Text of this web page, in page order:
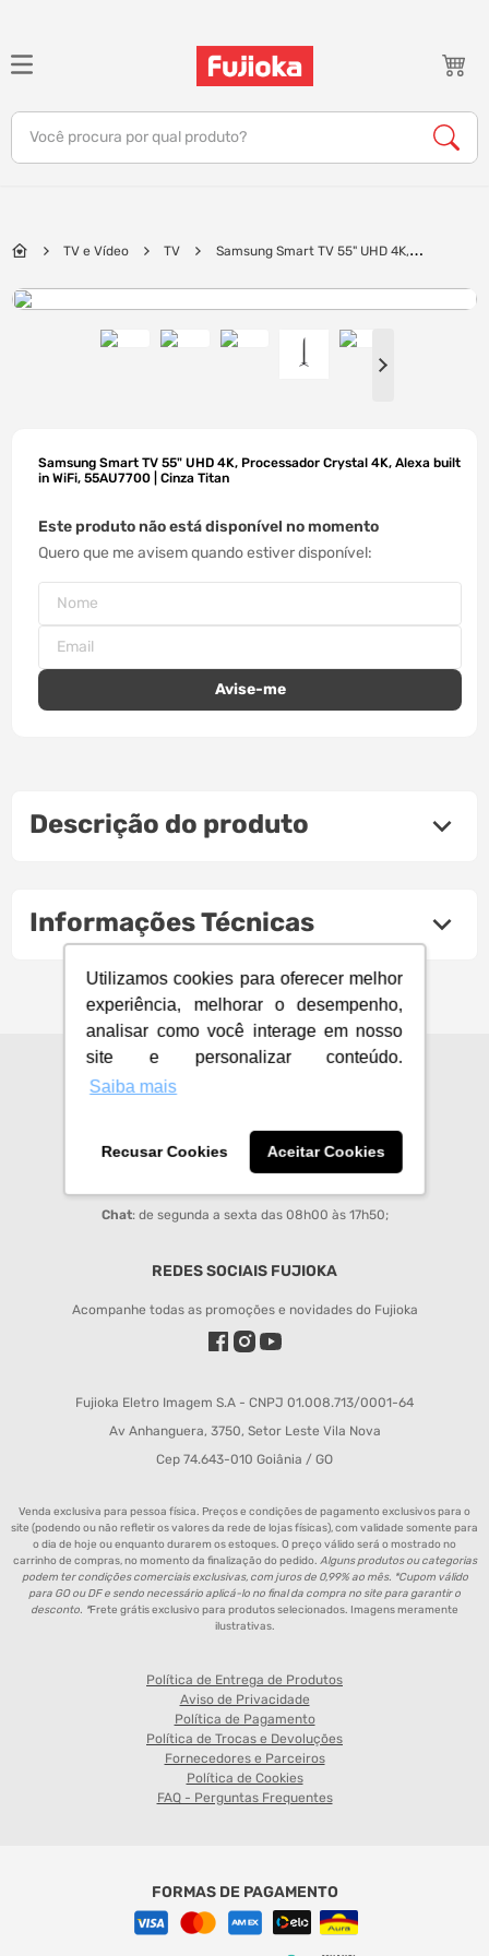
Utilizamos cookies para oferecer melhor
experiência, melhorar o desempenho,
analisar como você interage em nosso
site e personalizar conteúdo.
Saiba mais
Recusar Cookies Aceitar Cookies
Você procura por qual produto?
TV e Vídeo TV
Samsung Smart TV 55" UHD 4K,
Samsung Smart TV 55" UHD 4K, Processador Crystal 4K, Alexa built
in WiFi, 55AU7700 | Cinza Titan
Este produto não está disponível no momento
Quero que me avisem quando estiver disponível
Descrição do produto
Informações Técnicas
CENTRAL DE ATENDIMENTO
sac@fujioka.inf.br
Horário de Atendimento:
Chat: de segunda a sexta das 08h00 às 17h50;
REDES SOCIAIS FUJIOKA
Acompanhe todas as promoções e novidades do Fujioka
Fujioka Eletro Imagem S.A - CNPJ 01.008.713/0001-64
Av Anhanguera, 3750, Setor Leste Vila Nova
Cep 74.643-010 Goiânia / GO
Venda exclusiva para pessoa física. Preços e condições de pagamento exclusivos para o
site (podendo ou não refletir os valores da rede de lojas físicas), com validade somente para
o dia de hoje ou enquanto durarem os estoques. O preço válido será o mostrado no
carrinho de compras, no momento da finalização do pedido. Alguns produtos ou categorias
podem ter condições comerciais exclusivas, com juros de 0,99% ao mês. *Cupom válido
para GO ou DF e sendo necessário aplicá-lo no final da compra no site para garantir o
desconto. *Frete grátis exclusivo para produtos selecionados. Imagens meramente
ilustrativas.
Política de Entrega de Produtos
Aviso de Privacidade
Política de Pagamento
Política de Trocas e Devoluções
Fornecedores e Parceiros
Política de Cookies
FAQ - Perguntas Frequentes
FORMAS DE PAGAMENTO
TERMOS MAIS BUSCADOS
1º
notebook
5º
jbl
ar condicionado
10
caixa som